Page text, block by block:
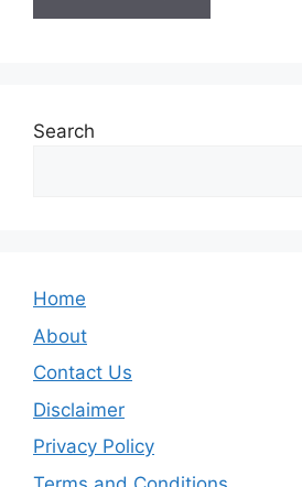
Search
Home
About
Contact Us
Disclaimer
Privacy Policy